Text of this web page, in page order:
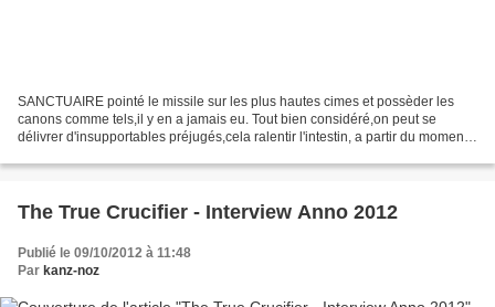
SANCTUAIRE pointé le missile sur les plus hautes cimes et possèder les
canons comme tels,il y en a jamais eu. Tout bien considéré,on peut se
délivrer d'insupportables préjugés,cela ralentir l'intestin, a partir du moment
The True Crucifier - Interview Anno 2012
Publié le 09/10/2012 à 11:48
Par kanz-noz